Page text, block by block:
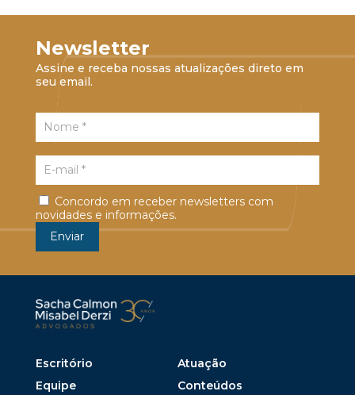
Newsletter
Assine e receba nossas atualizações direto em
seu email.
Concordo em receber newsletters com
novidades e informações.
Escritório
Atuação
Equipe
Conteúdos